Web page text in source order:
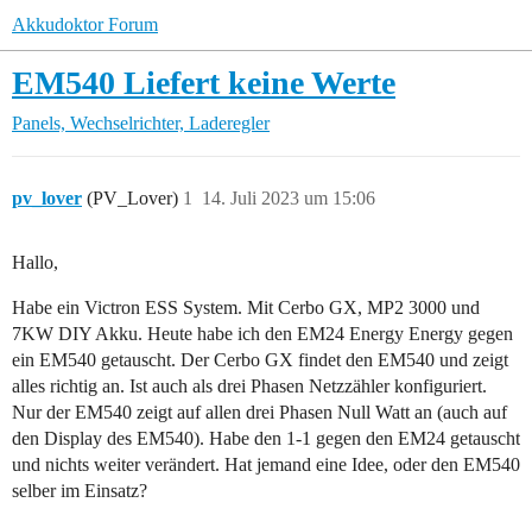
Akkudoktor Forum
EM540 Liefert keine Werte
Panels, Wechselrichter, Laderegler
pv_lover (PV_Lover) 14. Juli 2023 um 15:06
1
Hallo,
Habe ein Victron ESS System. Mit Cerbo GX, MP2 3000 und
7KW DIY Akku. Heute habe ich den EM24 Energy Energy gegen
ein EM540 getauscht. Der Cerbo GX findet den EM540 und zeigt
alles richtig an. Ist auch als drei Phasen Netzzähler konfiguriert.
Nur der EM540 zeigt auf allen drei Phasen Null Watt an (auch auf
den Display des EM540). Habe den 1-1 gegen den EM24 getauscht
und nichts weiter verändert. Hat jemand eine Idee, oder den EM540
selber im Einsatz?